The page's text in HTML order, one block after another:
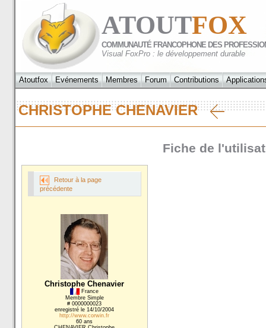
ATOUTFOX
COMMUNAUTÉ FRANCOPHONE DES
Visual FoxPro : le développement durable
Atoutfox Evénements Membres Forum Contributions
CHRISTOPHE CHENAVIER
Fiche de
Retour à la page
précédente
Christophe Chenavier
France
Membre Simple
# 0000000023
enregistré le 14/10/2004
http://www.corwin.fr
60 ans